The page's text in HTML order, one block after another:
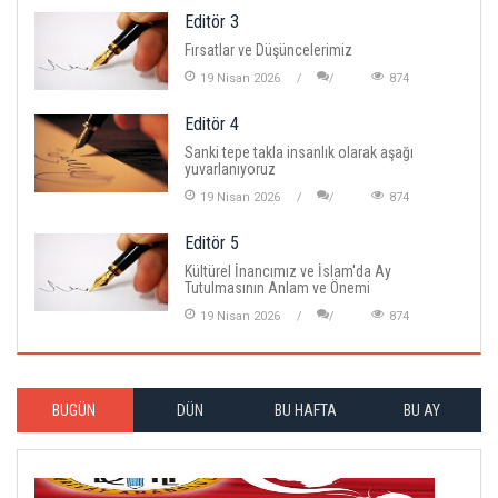
Editör 3
Fırsatlar ve Düşüncelerimiz
19 Nisan 2026 874
Editör 4
Sanki tepe takla insanlık olarak aşağı
yuvarlanıyoruz
19 Nisan 2026 874
Editör 5
Kültürel İnancımız ve İslam'da Ay
Tutulmasının Anlam ve Önemi
19 Nisan 2026 874
BUGÜN DÜN BU HAFTA BU AY